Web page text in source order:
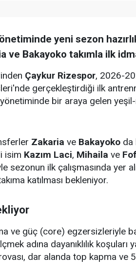
yeni sezon
Bakayoko takımla ilk
Çaykur Rizespor, 2026-
gerçekleştirdiği ilk
yönetiminde bir araya gelen
Zakaria ve Bakayoko da
isim Kazım Laci, Mihaila ve
sezonun ilk çalışmasında yer
katılması bekleniyor.
ve güç (core) egzersizleriyle
adına dayanıklılık koşuları
dar alanda top kapma ve